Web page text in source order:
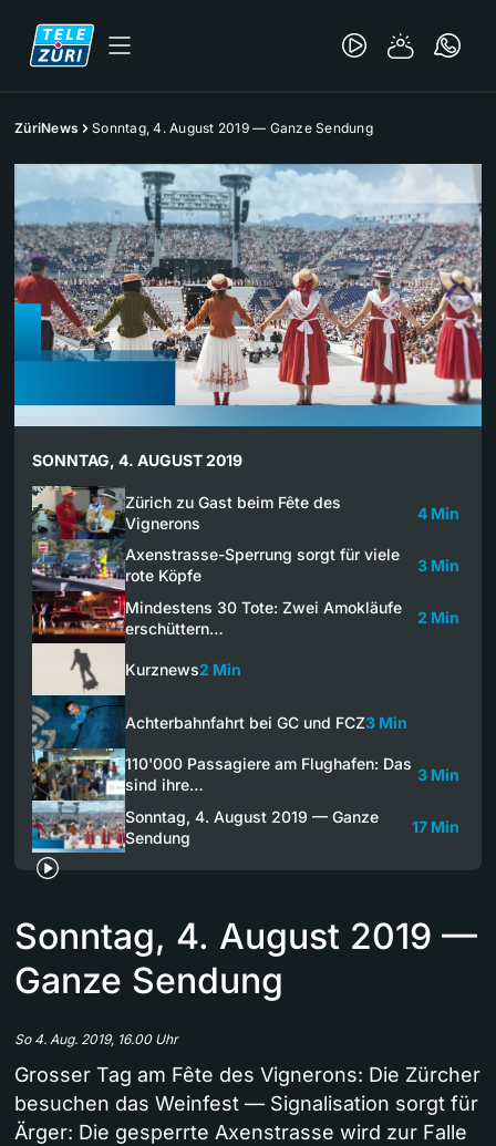
ZüriNews Sonntag, 4. August 2019 — Ganze Sendung
SONNTAG, 4. AUGUST 2019
Zürich zu Gast beim Fête des
Vignerons
4 Min
Axenstrasse-Sperrung sorgt für viele
rote Köpfe
3 Min
Mindestens 30 Tote: Zwei Amokläufe
erschüttern…
2 Min
Kurznews2 Min
Achterbahnfahrt bei GC und FCZ3 Min
110'000 Passagiere am Flughafen: Das
sind ihre…
3 Min
Sonntag, 4. August 2019 — Ganze
Sendung
17 Min
Sonntag, 4. August 2019 —
Ganze Sendung
So 4. Aug. 2019, 16.00 Uhr
Grosser Tag am Fête des Vignerons: Die Zürcher
besuchen das Weinfest — Signalisation sorgt für
Ärger: Die gesperrte Axenstrasse wird zur Falle